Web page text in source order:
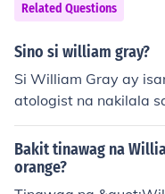
Related Questions
Sino si william gray?
Si William Gray ay
atologist na nakilala
pag-aaral ng mga
nagtatag ng sistema
ga bagyo sa
a kasalukuyan. Sa
Bakit tinawag na
orange?